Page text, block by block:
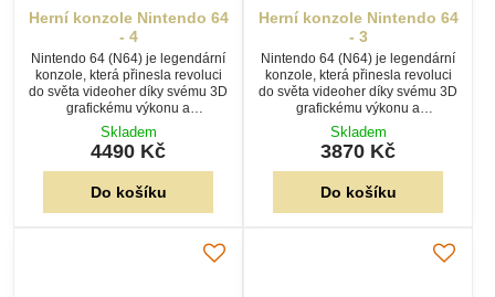
Herní konzole Nintendo 64
- 4
Nintendo 64 (N64) je legendární
konzole, která přinesla revoluci
do světa videoher díky svému 3D
grafickému výkonu a
inovativnímu ovladači s
analogovou páčkou.
Skladem
4490 Kč
Do košíku
Herní konzole Nintendo 64
- 3
Nintendo 64 (N64) je legendární
konzole, která přinesla revoluci
do světa videoher díky svému 3D
grafickému výkonu a
inovativnímu ovladači s
analogovou páčkou.
Skladem
3870 Kč
Do košíku